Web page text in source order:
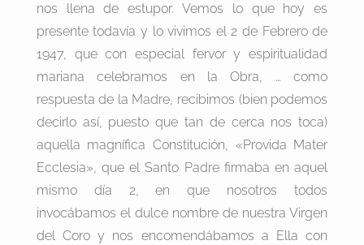
nos llena de estupor. Vemos lo que hoy es
presente todavía y lo vivimos el 2 de Febrero de
1947, que con especial fervor y espiritualidad
mariana celebramos en la Obra, … como
respuesta de la Madre, recibimos (bien podemos
decirlo así, puesto que tan de cerca nos toca)
aquella magnífica Constitución, «Provida Mater
Ecclesia», que el Santo Padre firmaba en aquel
mismo día 2, en que nosotros todos
invocábamos el dulce nombre de nuestra Virgen
del Coro y nos encomendábamos a Ella con